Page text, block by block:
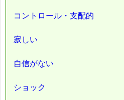
コントロール・支配的
寂しい
自信がない
ショック